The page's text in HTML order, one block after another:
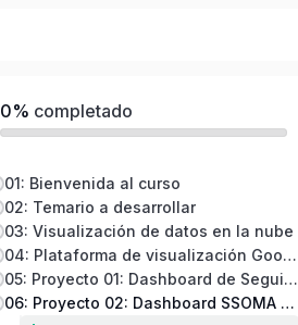
0% completado
01: Bienvenida al curso
02: Temario a desarrollar
03: Visualización de datos en la nube
04: Plataforma de visualización Google Sheet
05: Proyecto 01: Dashboard de Seguimiento de Reportes en Campo
06: Proyecto 02: Dashboard SSOMA 2025